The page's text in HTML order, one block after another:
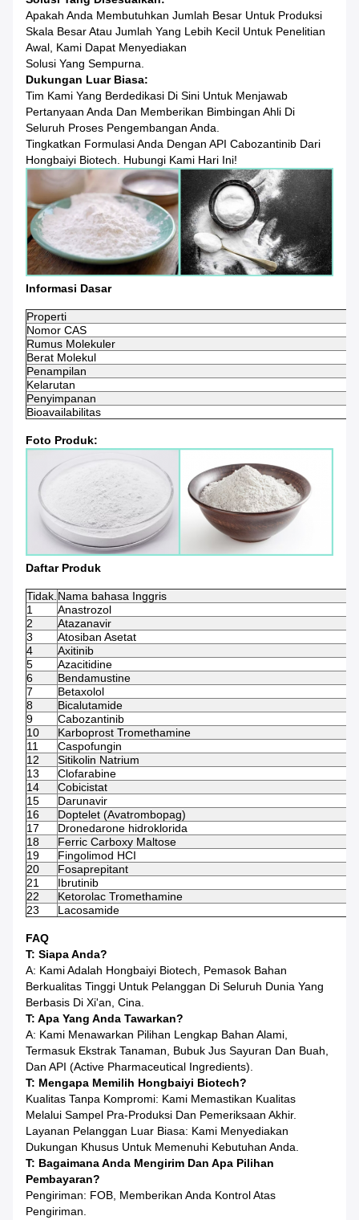
Apakah Anda Membutuhkan Jumlah Besar Untuk Produksi
Skala Besar Atau Jumlah Yang Lebih Kecil Untuk Penelitian
Awal, Kami Dapat Menyediakan
Solusi Yang Sempurna.
Dukungan Luar Biasa:
Tim Kami Yang Berdedikasi Di Sini Untuk Menjawab
Pertanyaan Anda Dan Memberikan Bimbingan Ahli Di
Seluruh Proses Pengembangan Anda.
Tingkatkan Formulasi Anda Dengan API Cabozantinib Dari
Hongbaiyi Biotech. Hubungi Kami Hari Ini!
Informasi Dasar
Properti
Nomor CAS
Rumus Molekuler
Berat Molekul
Penampilan
Kelarutan
Penyimpanan
Bioavailabilitas
Foto Produk:
Daftar Produk
Tidak.Nama bahasa Inggris
1
Anastrozol
2
Atazanavir
3
Atosiban Asetat
4
Axitinib
5
Azacitidine
6
Bendamustine
7
Betaxolol
8
Bicalutamide
9
Cabozantinib
10
Karboprost Tromethamine
11
Caspofungin
12
Sitikolin Natrium
13
Clofarabine
14
Cobicistat
15
Darunavir
16
Doptelet (Avatrombopag)
17
Dronedarone hidroklorida
18
Ferric Carboxy Maltose
19
Fingolimod HCI
20
Fosaprepitant
21
Ibrutinib
22
Ketorolac Tromethamine
23
Lacosamide
FAQ
T: Siapa Anda?
A: Kami Adalah Hongbaiyi Biotech, Pemasok Bahan
Berkualitas Tinggi Untuk Pelanggan Di Seluruh Dunia Yang
Berbasis Di Xi'an, Cina.
T: Apa Yang Anda Tawarkan?
A: Kami Menawarkan Pilihan Lengkap Bahan Alami,
Termasuk Ekstrak Tanaman, Bubuk Jus Sayuran Dan Buah,
Dan API (Active Pharmaceutical Ingredients).
T: Mengapa Memilih Hongbaiyi Biotech?
Kualitas Tanpa Kompromi: Kami Memastikan Kualitas
Melalui Sampel Pra-Produksi Dan Pemeriksaan Akhir.
Layanan Pelanggan Luar Biasa: Kami Menyediakan
Dukungan Khusus Untuk Memenuhi Kebutuhan Anda.
T: Bagaimana Anda Mengirim Dan Apa Pilihan
Pembayaran?
Pengiriman: FOB, Memberikan Anda Kontrol Atas
Pengiriman.